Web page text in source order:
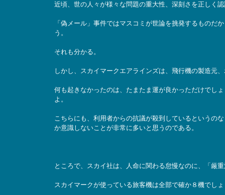
近頃、世の人々が様々な問題の重大性、深刻さを正しく
「偽メール」事件ではマスコミが世論を挑発するものだ
う。
それも分かる。
しかし、スカイマークエアラインズは、飛行機の製造元
何も起きなかったのは、たまたま運が良かっただけでし
よ。
こちらにも、利用者からの抗議が殺到しているというの
か意識しないことが非常に多いと思うのである。
ところで、スカイ社は、人命に関わる怠慢なのに、「厳
スカイマークが使っている旅客機は全部で確か８機でし